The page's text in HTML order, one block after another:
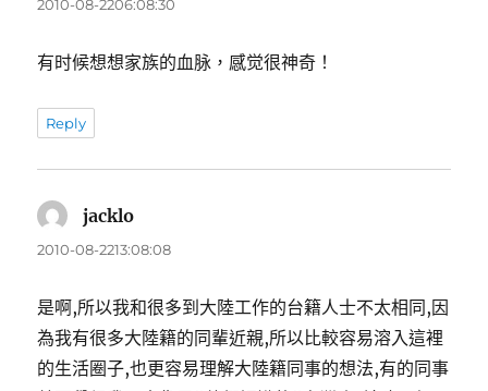
2010-08-2206:08:30
有时候想想家族的血脉，感觉很神奇！
Reply
jacklo
示:
2010-08-2213:08:08
是啊,所以我和很多到大陸工作的台籍人士不太相同,因
為我有很多大陸籍的同輩近親,所以比較容易溶入這裡
的生活圈子,也更容易理解大陸籍同事的想法,有的同事